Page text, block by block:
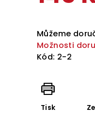
cena:
Můžeme
Možnosti
Kód: 2-2
Tisk